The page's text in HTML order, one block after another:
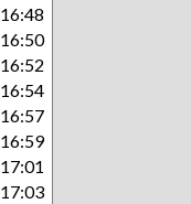
16:48
16:50
16:52
16:54
16:57
16:59
17:01
17:03